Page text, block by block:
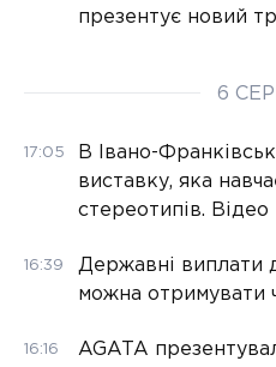
презентує новий
6
17:05
В Івано-
виставку, яка
стереотипів. Відео
16:39
Державні виплати
можна отримувати
16:16
AGATA